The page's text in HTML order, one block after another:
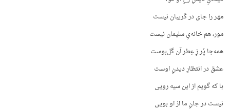
مهر را جای در گریبان نیست
مور، هم خانه‌یِ سلیمان نیست
همه‌جا پُر زِ عِطر آن گل‌بوست
عشق در انتظارِ دیدنِ اوست
با که گویم از این سیه رویی
نیست در جانِ ما از او بویی